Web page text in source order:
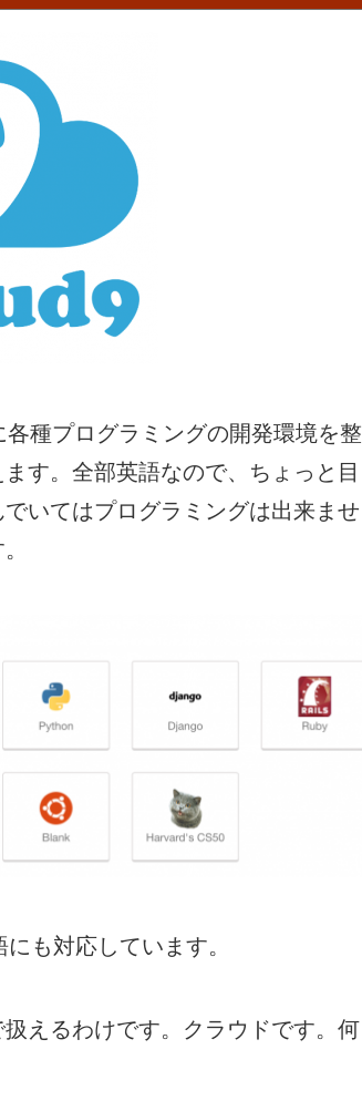
種プログラミングの開発環境を整
す。全部英語なので、ちょっと目
いてはプログラミングは出来ませ
も対応しています。
えるわけです。クラウドです。何